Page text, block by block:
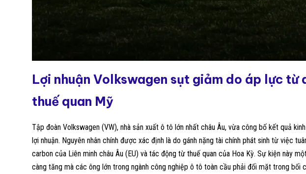
Lợi nhuận Volkswagen sụt giảm do áp lực từ
thuế quan Mỹ
Tập đoàn Volkswagen (VW), nhà sản xuất ô tô lớn nhất châu Âu, vừa công bố kết quả
lợi nhuận. Nguyên nhân chính được xác định là do gánh nặng tài chính phát sinh từ việc
carbon của Liên minh châu Âu (EU) và tác động từ thuế quan của Hoa Kỳ. Sự kiện này
càng tăng mà các ông lớn trong ngành công nghiệp ô tô toàn cầu phải đối mặt trong bối